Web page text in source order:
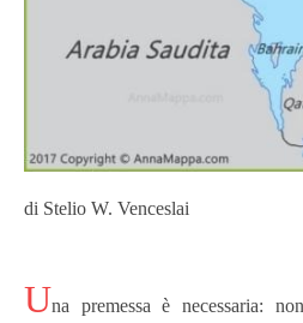
di Stelio W. Venceslai
Una premessa è necessaria: